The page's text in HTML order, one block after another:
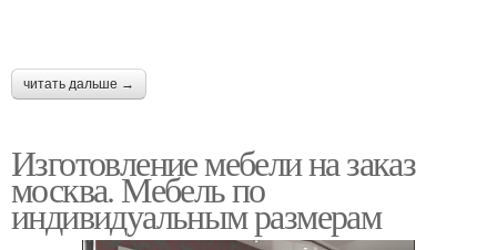
читать дальше →
Изготовление мебели на заказ
москва. Мебель по
индивидуальным размерам